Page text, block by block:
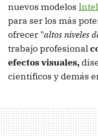
nuevos modelos
para ser los más
ofrecer "altos niveles
trabajo profesional
efectos visuales,
científicos y demás